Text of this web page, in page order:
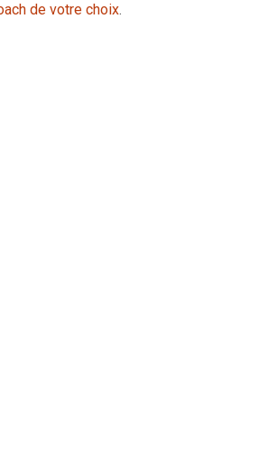
de votre choix.